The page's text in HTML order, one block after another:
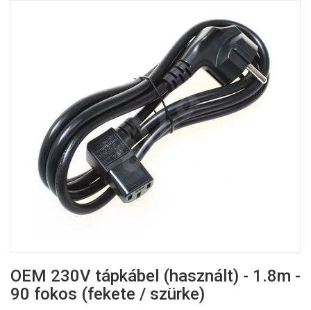
OEM 230V tápkábel (használt) - 1.8m -
90 fokos (fekete / szürke)